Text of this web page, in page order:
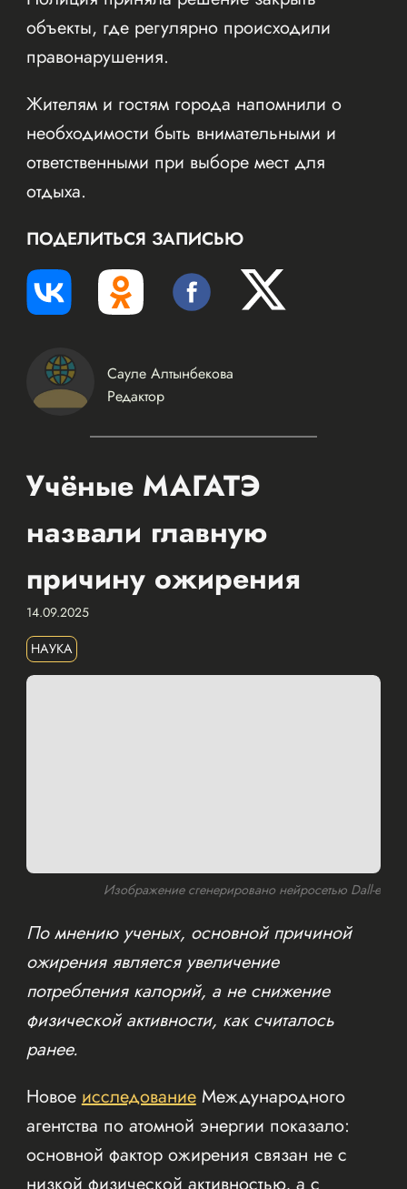
объекты, где регулярно происходили
правонарушения.
Жителям и гостям города напомнили о
необходимости быть внимательными и
ответственными при выборе мест для
отдыха.
ПОДЕЛИТЬСЯ ЗАПИСЬЮ
Сауле Алтынбекова
Редактор
Учёные МАГАТЭ
назвали главную
причину ожирения
14.09.2025
НАУКА
Изображение сгенерировано нейросетью Dall-e
По мнению ученых, основной причиной
ожирения является увеличение
потребления калорий, а не снижение
физической активности, как считалось
ранее.
НовоеисследованиеМеждународного
агентства по атомной энергии показало:
основной фактор ожирения связан не с